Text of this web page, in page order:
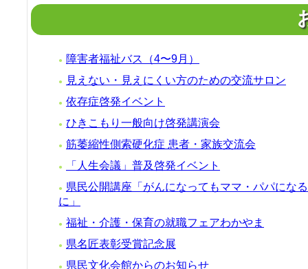
● 障害者福祉バス（4〜9月）
● 見えない・見えにくい方のための交流サロン
● 依存症啓発イベント
● ひきこもり一般向け啓発講演会
● 筋萎縮性側索硬化症 患者・家族交流会
● 「人生会議」普及啓発イベント
●
県民公開講座「がんになってもママ・パパにな
に」
● 福祉・介護・保育の就職フェアわかやま
● 県名匠表彰受賞記念展
● 県民文化会館からのお知らせ